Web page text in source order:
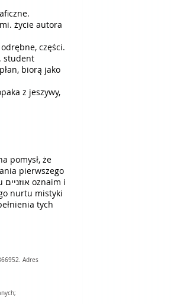
życie autora
student
biorą jako
tych
Adres